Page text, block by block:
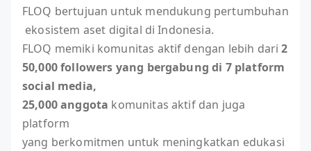
FLOQ bertujuan untuk mendukung pertumbuhan
ekosistem aset digital di Indonesia.
FLOQ memiki komunitas aktif dengan lebih dari2
50,000 followers yang bergabung di 7 platform
social media,
25,000 anggota komunitas aktif dan juga
platform
yang berkomitmen untuk meningkatkan edukasi